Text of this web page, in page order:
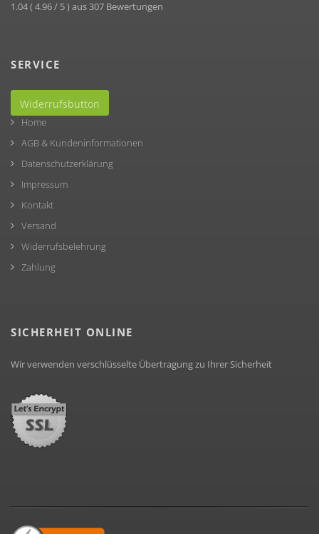
1.04( 4.96/ 5 ) aus307 Bewertungen
SERVICE
Widerrufsbutton
Home
AGB & Kundeninformationen
Datenschutzerklärung
Impressum
Kontakt
Versand
Widerrufsbelehrung
Zahlung
SICHERHEIT ONLINE
Wir verwenden verschlüsselte Übertragung zu Ihrer Sicherheit